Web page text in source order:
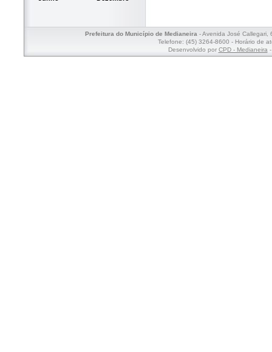
Prefeitura do Município de Medianeira- Avenida José Callegari,
Telefone: (45) 3264-8600 - Horário de
Desenvolvido por CPD - Medianeira-